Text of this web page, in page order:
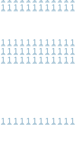
1 1 1 1 1 1 1 1 1 1 1 1
1 1 1 1 1 1 1 1 1 1 1 1
1 1 1 1 1 1 1 1 1 1 1 1
1 1 1 1 1 1 1 1 1 1 1 1
1 1 1 1 1 1 1 1 1 1 1 1